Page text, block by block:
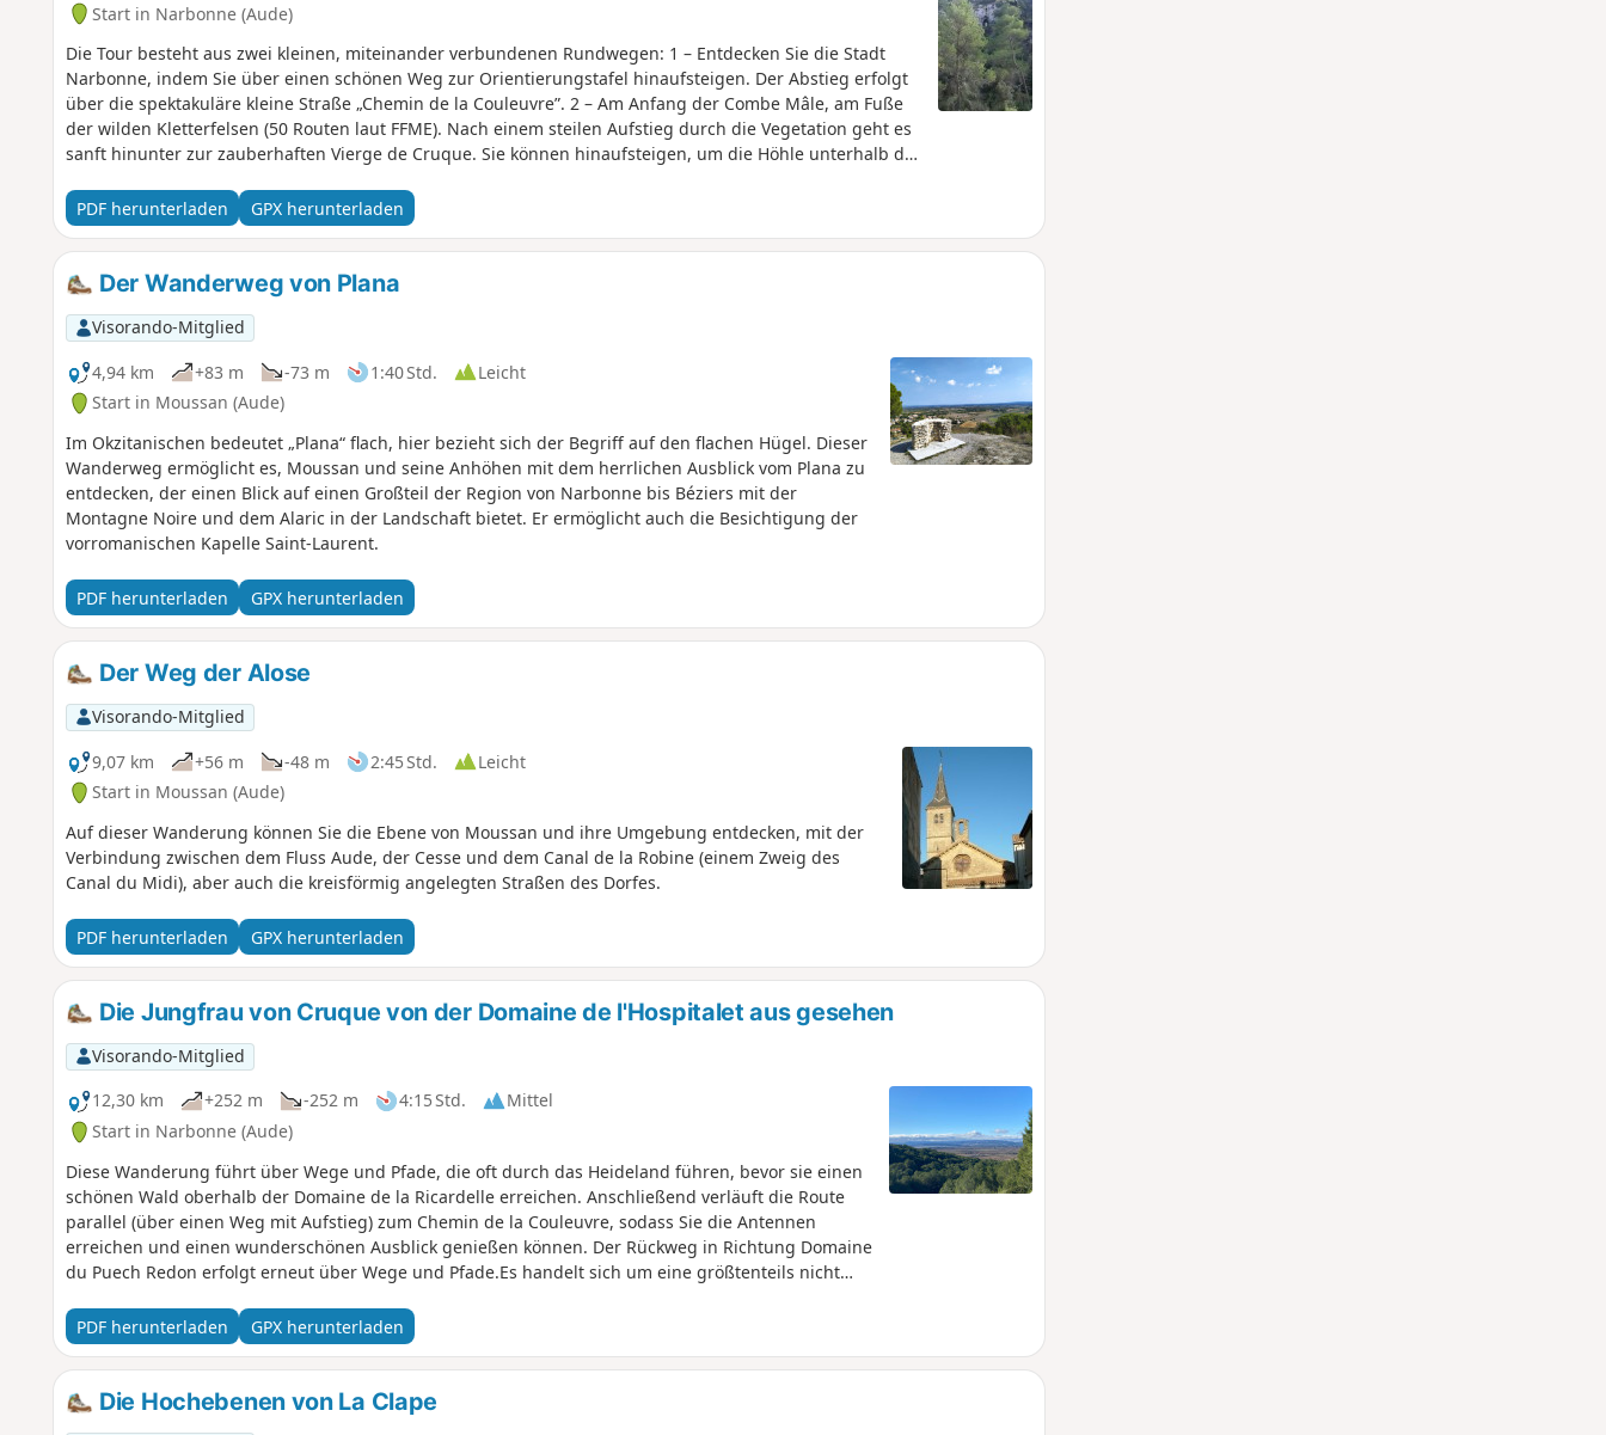
Start in Narbonne (Aude)
Die Tour besteht aus zwei kleinen, miteinander verbundenen Rundwegen: 1 – Entdecken Sie die Stadt
Narbonne, indem Sie über einen schönen Weg zur Orientierungstafel hinaufsteigen. Der Abstieg erfolgt
über die spektakuläre kleine Straße „Chemin de la Couleuvre”. 2 – Am Anfang der Combe Mâle, am Fuße
der wilden Kletterfelsen (50 Routen laut FFME). Nach einem steilen Aufstieg durch die Vegetation geht es
sanft hinunter zur zauberhaften Vierge de Cruque. Sie können hinaufsteigen, um die Höhle unterhalb der
PDF herunterladen
GPX herunterladen
Der Wanderweg von Plana
Visorando-Mitglied
4,94 km
+83 m -73 m 1:40 Std.
Leicht
Start in Moussan (Aude)
Im Okzitanischen bedeutet „Plana“ flach, hier bezieht sich der Begriff auf den flachen Hügel. Dieser
Wanderweg ermöglicht es, Moussan und seine Anhöhen mit dem herrlichen Ausblick vom Plana zu
entdecken, der einen Blick auf einen Großteil der Region von Narbonne bis Béziers mit der
Montagne Noire und dem Alaric in der Landschaft bietet. Er ermöglicht auch die Besichtigung der
vorromanischen Kapelle Saint-Laurent.
PDF herunterladen GPX herunterladen
Der Weg der Alose
Visorando-Mitglied
9,07 km
+56 m -48 m 2:45 Std.
Leicht
Start in Moussan (Aude)
Auf dieser Wanderung können Sie die Ebene von Moussan und ihre Umgebung entdecken, mit der
Verbindung zwischen dem Fluss Aude, der Cesse und dem Canal de la Robine (einem Zweig des
Canal du Midi), aber auch die kreisförmig angelegten Straßen des Dorfes.
PDF herunterladen GPX herunterladen
Die Jungfrau von Cruque von der Domaine de l'Hospitalet aus gesehen
Visorando-Mitglied
12,30 km
+252 m -252 m 4:15 Std.
Mittel
Start in Narbonne (Aude)
Diese Wanderung führt über Wege und Pfade, die oft durch das Heideland führen, bevor sie einen
schönen Wald oberhalb der Domaine de la Ricardelle erreichen. Anschließend verläuft die Route
parallel (über einen Weg mit Aufstieg) zum Chemin de la Couleuvre, sodass Sie die Antennen
erreichen und einen wunderschönen Ausblick genießen können. Der Rückweg in Richtung Domaine
du Puech Redon erfolgt erneut über Wege und Pfade.Es handelt sich um eine größtenteils nicht
Höhle nimmt, über der eine 1915 errichtete Statue der Jungfrau von Cruque thront, sowie andere
Routen der Clape, die recht nahe an Notre-Dame-des-Auzils liegen.
PDF herunterladen GPX herunterladen
Die Hochebenen von La Clape